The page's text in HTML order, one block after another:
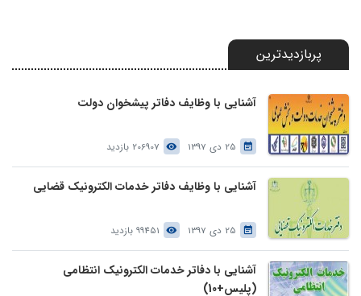
پربازدیدترین
آشنایی با وظایف دفاتر پیشخوان دولت
25 دی 1397 206907 بازدید
آشنایی با وظایف دفاتر خدمات الکترونیک قضایی
25 دی 1397 99451 بازدید
آشنایی با دفاتر خدمات الکترونیک انتظامی
(پلیس+10)